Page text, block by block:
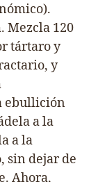
Mezcla 120
tártaro y
y
ebullición
a la
a la
sin dejar de
Ahora,